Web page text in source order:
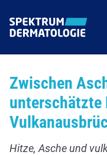
Zwischen
unterschätzte
Hitze, Asche und